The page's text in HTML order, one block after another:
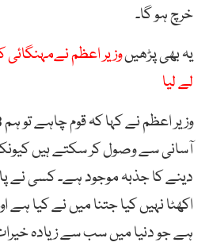
خرچ ہو گا۔
یہ بھی پڑھیںوزیر اعظم
لے لیا
آسانی سے وصول کر سکتے ہیں
دینے کا جذبہ موجود ہے۔ کسی نے
اکھٹا نہیں کیا جتنا میں نے کیا ہے
ہے جو دنیا میں سب سے زیادہ